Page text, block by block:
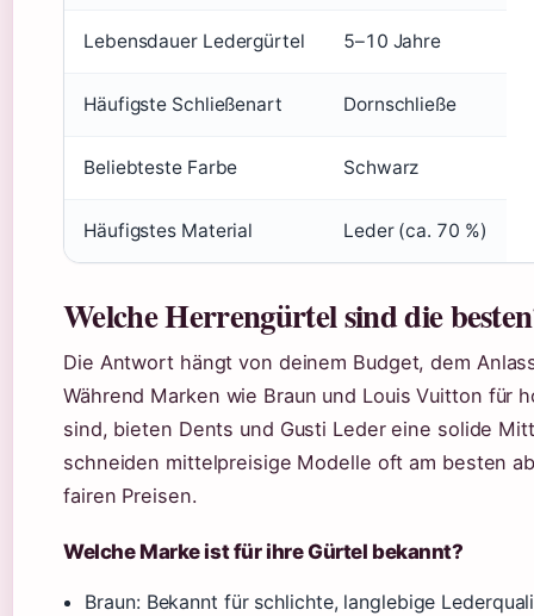
Lebensdauer Ledergürtel 5–10 Jahre
Häufigste Schließenart Dornschließe
Beliebteste Farbe Schwarz
Häufigstes Material Leder (ca. 70 %)
Welche Herrengürtel sind die
Die Antwort hängt von deinem Budget, dem
Während Marken wie Braun und Louis Vuitton für
sind, bieten Dents und Gusti Leder eine solide
schneiden mittelpreisige Modelle oft am besten
fairen Preisen.
Welche Marke ist für ihre Gürtel bekannt?
Braun: Bekannt für schlichte, langlebige